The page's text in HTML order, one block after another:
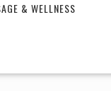
& WELLNESS